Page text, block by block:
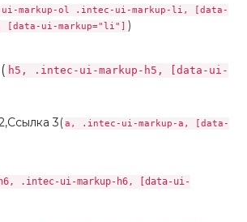
markup-ol .intec-ui-markup-li, [data-
[data-ui-markup="li"] )
h5, .intec-ui-markup-h5, [data-ui-
,Ссылка 3(a, .intec-ui-markup-a, [data-
h6, .intec-ui-markup-h6, [data-ui-